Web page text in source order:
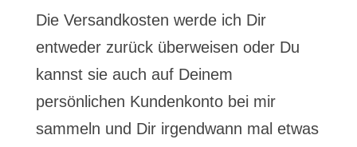
Die Versandkosten werde ich Dir
entweder zurück überweisen oder Du
kannst sie auch auf Deinem
persönlichen Kundenkonto bei mir
sammeln und Dir irgendwann mal etwas